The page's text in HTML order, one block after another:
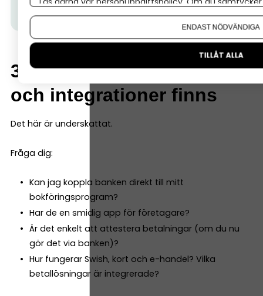
allt som ingår här.
3. Vilka digitala tjänster
och integrationer finns
Det här är underskattat.
Fråga dig:
Kan jag koppla banken direkt till mitt
bokföringsprogram?
Har de en smidig app för företagare?
Är det enkelt att attestera betalningar (om du nu
gör det via banken)?
Hur fungerar Swish, kort och e-handel? Vilka
betallösningar är integrerade?
Om du vill ändra ditt val i efterhand hittar du den
ENDAST NÖDVÄNDIGA
TILLÅT ALLA